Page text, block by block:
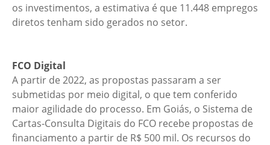
os investimentos, a estimativa é que 11.448 empregos
diretos tenham sido gerados no setor.
FCO Digital
A partir de 2022, as propostas passaram a ser
submetidas por meio digital, o que tem conferido
maior agilidade do processo. Em Goiás, o Sistema de
Cartas-Consulta Digitais do FCO recebe propostas de
financiamento a partir de R$ 500 mil. Os recursos do